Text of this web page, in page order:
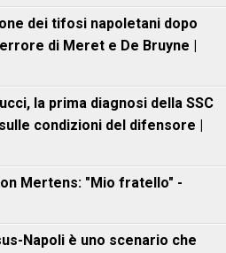
dei tifosi napoletani dopo
di Meret e De Bruyne |
la prima diagnosi della SSC
condizioni del difensore |
Mertens: "Mio fratello" -
Napoli è uno scenario che